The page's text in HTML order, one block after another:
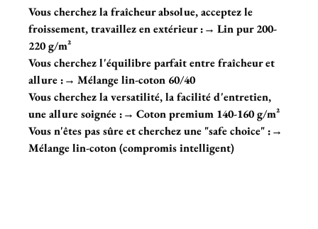
Vous cherchez la fraîcheur absolue, acceptez le
froissement, travaillez en extérieur :→ Lin pur 200-
220 g/m²
Vous cherchez l'équilibre parfait entre fraîcheur et
allure :→ Mélange lin-coton 60/40
Vous cherchez la versatilité, la facilité d'entretien,
une allure soignée :→ Coton premium 140-160 g/m²
Vous n'êtes pas sûre et cherchez une "safe choice" :→
Mélange lin-coton (compromis intelligent)